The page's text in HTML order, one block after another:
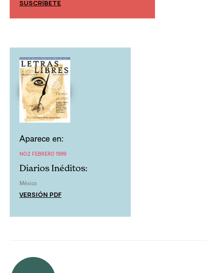
SUSCRÍBETE
Aparece en:
NO.2 FEBRERO 1999
Diarios Inéditos:
México
VERSIÓN PDF